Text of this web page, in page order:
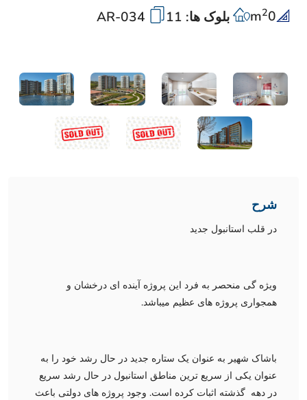
0
m2 بلوک ها: 11
شرح
در قلب استانبول جدید
ویژه گی منحصر به فرد این پروژه آینده ای درخشان و
همجواری پروژه های عظیم میباشد.
باشاک شهیر به عنوان یک ستاره جدید در حال رشد خود را به
عنوان یکی از سریع ترین مناطق استانبول در حال رشد سریع
در دهه گذشته اثبات کرده است. وجود پروژه های دولتی باعث